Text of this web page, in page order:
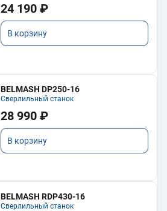
24 190 ₽
В корзину
BELMASH DP250-16
Сверлильный станок
28 990 ₽
В корзину
BELMASH RDP430-16
Сверлильный станок